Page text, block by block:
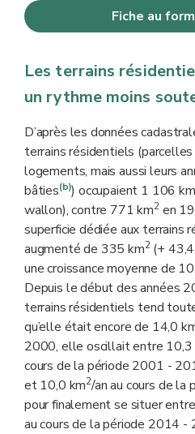
Fiche au
Les terrains
un rythme moins
D’après les données
terrains résidentiels
logements, mais aussi leurs
bâties(b)) occupaient 1 106 km
wallon), contre 771 km2en
superficie dédiée aux terrains
augmenté de 335 km2(+ 43,4
une croissance moyenne de
Depuis le début des années
terrains résidentiels tend
qu’elle était encore de 14,0
2000, elle oscillait entre 10,3
cours de la période 2001 -
et 10,0 km2/an au cours de
pour finalement se situer
au cours de la période 2014 -